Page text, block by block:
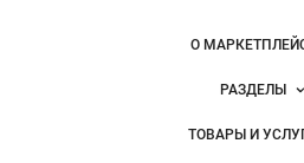
Важные разделы и
Навигация по сайту
О
Новости
Размещение
РАЗДЕЛЫ
ТОВАРЫ И